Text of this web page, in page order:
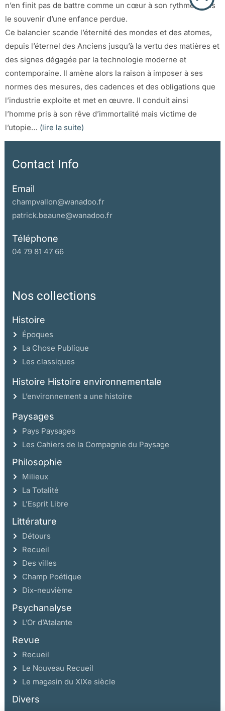
n’en finit pas de battre comme un cœur à son rythme, dans
le souvenir d’une enfance perdue.
Ce balancier scande l’éternité des mondes et des atomes,
depuis l’éternel des Anciens jusqu’à la vertu des matières et
des signes dégagée par la technologie moderne et
contemporaine. Il amène alors la raison à imposer à ses
normes des mesures, des cadences et des obligations que
l’industrie exploite et met en œuvre. Il conduit ainsi
l’homme pris à son rêve d’immortalité mais victime de
l’utopie… (lire la suite)
Contact Info
Email
champvallon@wanadoo.fr
patrick.beaune@wanadoo.fr
Téléphone
04 79 81 47 66
Nos collections
Histoire
Époques
La Chose Publique
Les classiques
Histoire Histoire environnementale
L’environnement a une histoire
Paysages
Pays Paysages
Les Cahiers de la Compagnie du Paysage
Philosophie
Milieux
La Totalité
L’Esprit Libre
Littérature
Détours
Recueil
Des villes
Champ Poétique
Dix-neuvième
Psychanalyse
L’Or d’Atalante
Revue
Recueil
Le Nouveau Recueil
Le magasin du XIXe siècle
Divers